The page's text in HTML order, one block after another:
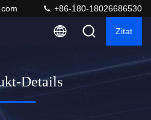
+86-180-18026686530
Zitat
Details